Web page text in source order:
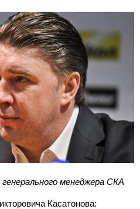
менеджера СКА
Касатонова: